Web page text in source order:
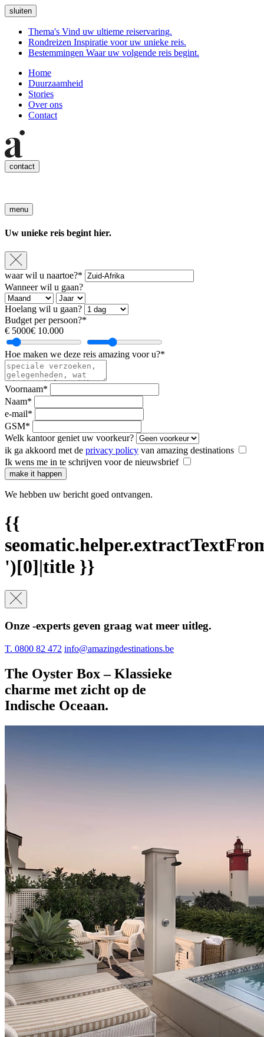
sluiten
Thema's Vind uw ultieme reiservaring.
Rondreizen Inspiratie voor uw unieke reis.
Bestemmingen Waar uw volgende reis begint.
Home
Duurzaamheid
Stories
Over ons
Contact
contact
menu
Uw unieke reis begint hier.
waar wil u naartoe?*
Wanneer wil u gaan?
Hoelang wil u gaan?
Budget per persoon?*
€ 5000€ 10.000
Hoe maken we deze reis amazing voor u?*
Voornaam*
Naam*
e-mail*
GSM*
Welk kantoor geniet uw voorkeur?
ik ga akkoord met de privacy policy van amazing destinations
Ik wens me in te schrijven voor de nieuwsbrief
make it happen
We hebben uw bericht goed ontvangen.
{{
')[0]|title }}
Onze -experts geven graag wat meer uitleg.
T. 0800 82 472 info@amazingdestinations.be
The Oyster Box – Klassieke
charme met zicht op de
Indische Oceaan.